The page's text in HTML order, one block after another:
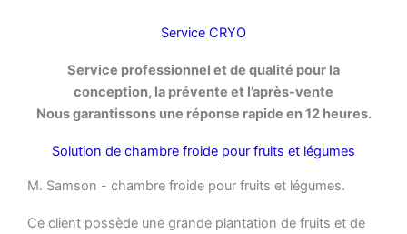
Service CRYO
Service professionnel et de qualité pour la
conception, la prévente et l’après-vente
Nous garantissons une réponse rapide en 12 heures.
Solution de chambre froide pour fruits et légumes
M. Samson - chambre froide pour fruits et légumes.
Ce client possède une grande plantation de fruits et de